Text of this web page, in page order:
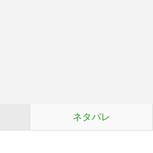
ネタバレ